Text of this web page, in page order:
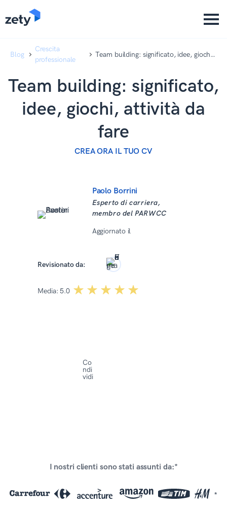
Blog
Crescita
professionale
Team building: significato, idee, giochi,
Team building: significato,
idee, giochi, attività da
fare
CREA ORA IL TUO CV
Paolo Borrini
Esperto di carriera,
membro del PARWCC
Aggiornato il
Revisionato da:
Media:5.0 ☆☆☆☆☆
★★★★★
Co
ndi
vidi
I nostri clienti sono stati assunti da:*
*